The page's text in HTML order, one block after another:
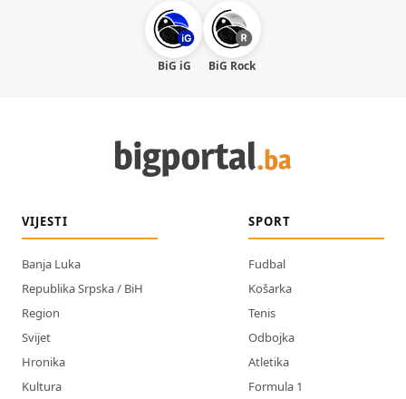
BiG iG BiG Rock
VIJESTI
Banja Luka
Republika Srpska / BiH
Region
Svijet
Hronika
Kultura
SPORT
Fudbal
Košarka
Tenis
Odbojka
Atletika
Formula 1